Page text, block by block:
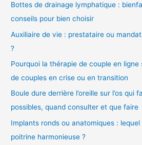
Bottes de drainage lymphatique :
conseils pour bien choisir
Auxiliaire de vie : prestataire ou
?
Pourquoi la thérapie de couple en ligne
de couples en crise ou en transition
Boule dure derrière l’oreille sur l’os qui
possibles, quand consulter et que faire
Implants ronds ou anatomiques :
poitrine harmonieuse ?